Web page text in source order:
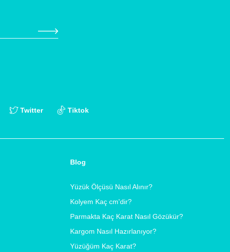
Twitter Tiktok
Blog
Yüzük Ölçüsü Nasıl Alınır?
Kolyem Kaç cm'dir?
Parmakta Kaç Karat Nasıl Gözükür?
Kargom Nasıl Hazırlanıyor?
Yüzüğüm Kaç Karat?